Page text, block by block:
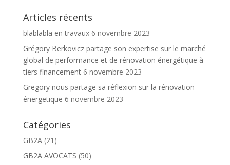
Articles récents
blablabla en travaux 6 novembre 2023
Grégory Berkovicz partage son expertise sur le marché
global de performance et de rénovation énergétique à
tiers financement 6 novembre 2023
Gregory nous partage sa réflexion sur la rénovation
énergetique 6 novembre 2023
Catégories
GB2A(21)
GB2A AVOCATS (50)